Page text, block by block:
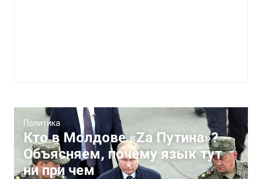
Политика
Кто в Молдове «Zа Путина»?
Объясняем, почему язык тут
ни при чем